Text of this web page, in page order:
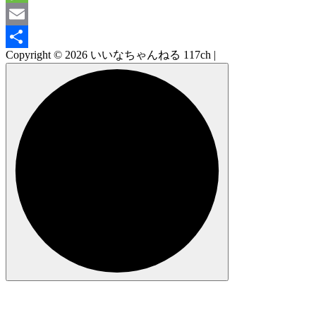
Message
Email
共
Copyright © 2026 いいなちゃんねる 117ch |